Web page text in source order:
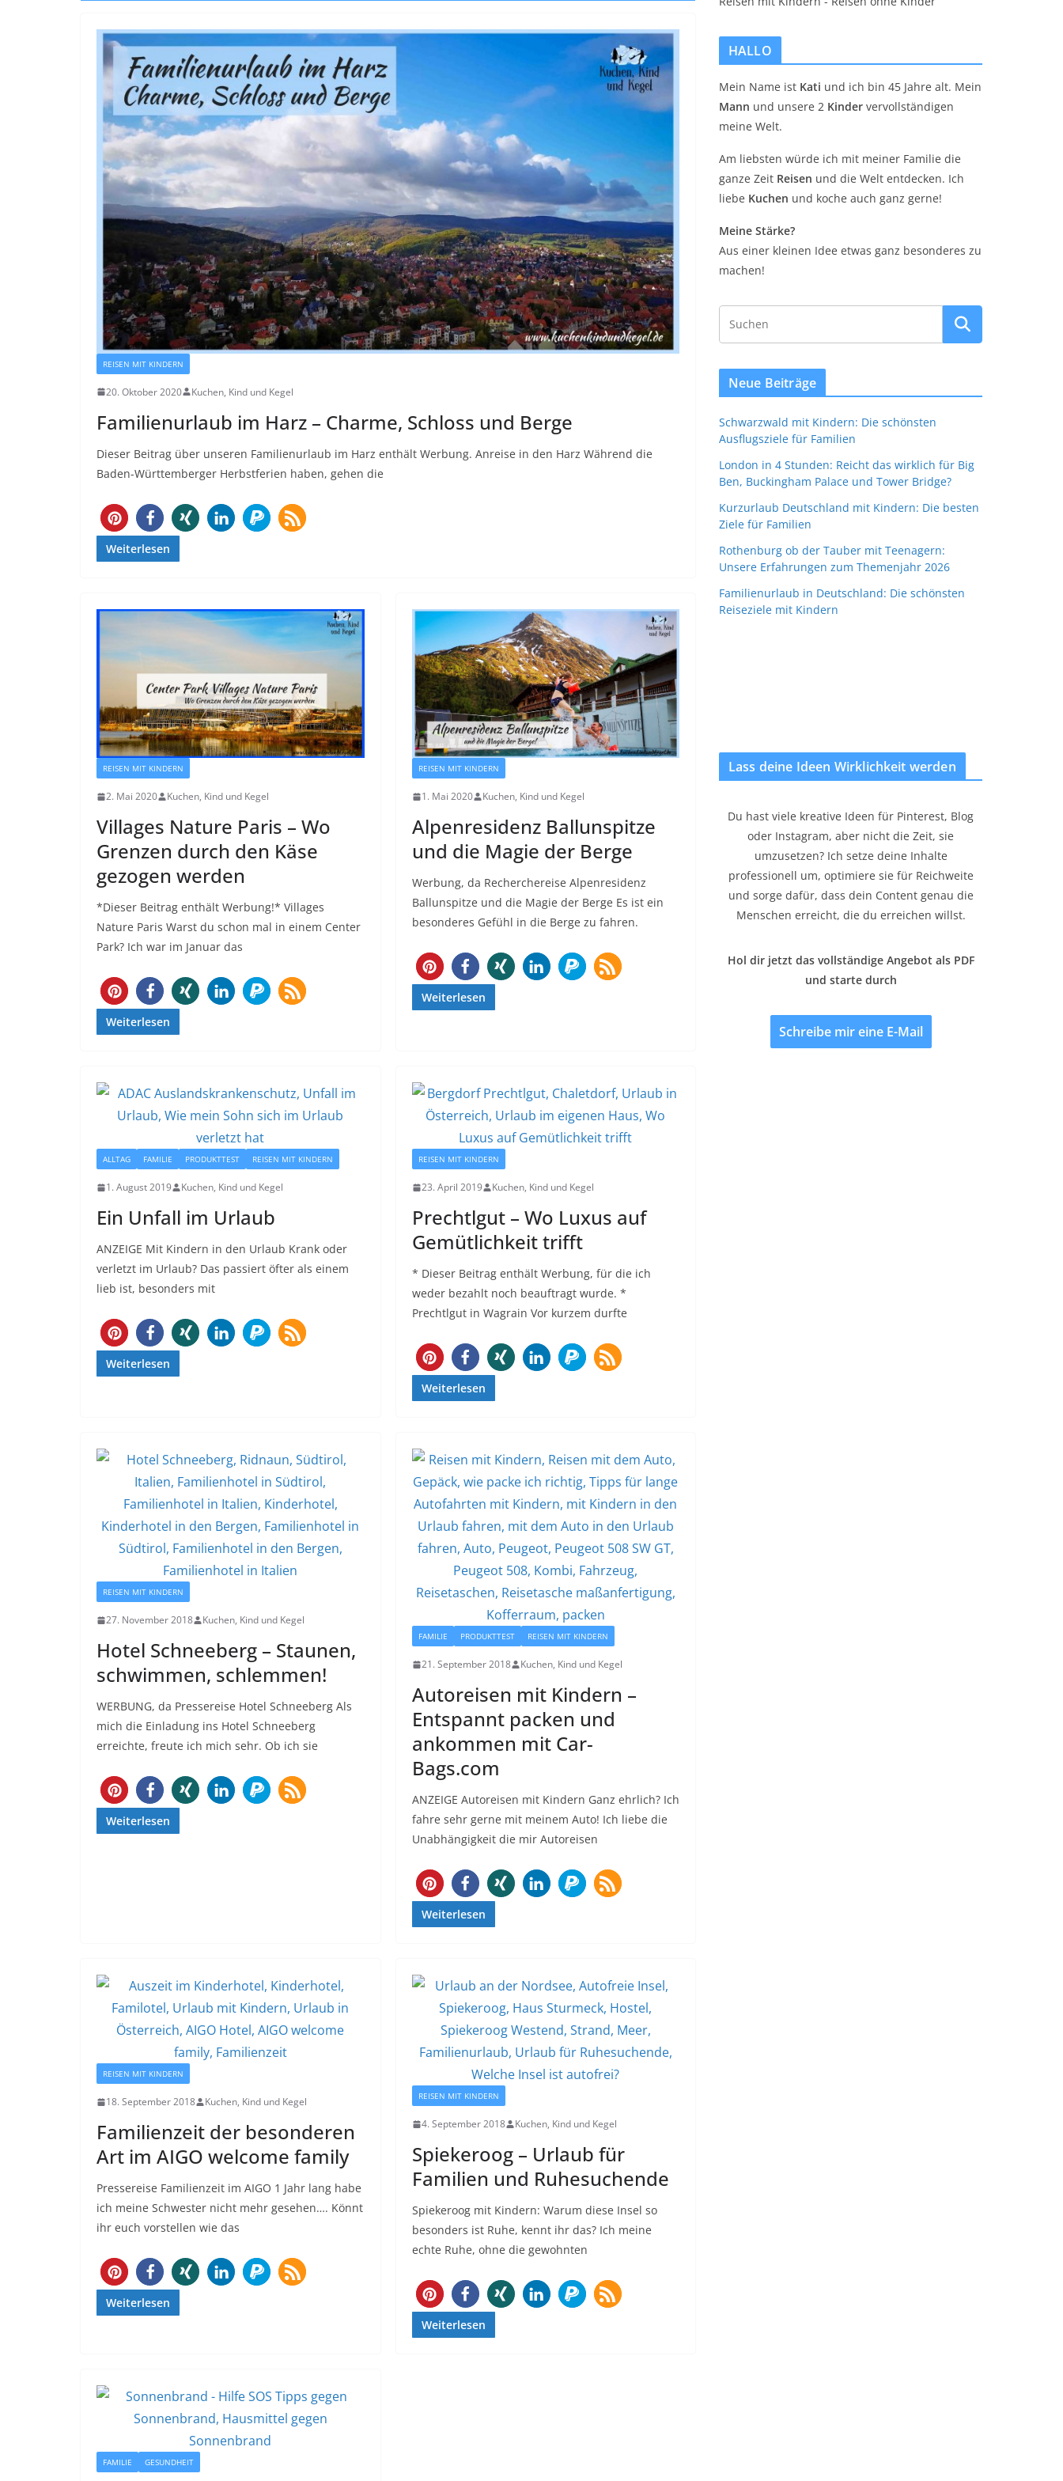
REISEN MIT KINDERN
20. Oktober 2020 Kuchen, Kind und Kegel
Familienurlaub im Harz – Charme, Schloss und Berge
Dieser Beitrag über unseren Familienurlaub im Harz enthält Werbung. Anreise in den Harz Während die
Baden-Württemberger Herbstferien haben, gehen die
1473
Weiterlesen
REISEN MIT KINDERN
2. Mai 2020 Kuchen, Kind und Kegel
Villages Nature Paris – Wo
Grenzen durch den Käse
gezogen werden
*Dieser Beitrag enthält Werbung!* Villages
Nature Paris Warst du schon mal in einem Center
Park? Ich war im Januar das
772
Weiterlesen
REISEN MIT KINDERN
1. Mai 2020 Kuchen, Kind und Kegel
Alpenresidenz Ballunspitze
und die Magie der Berge
Werbung, da Recherchereise Alpenresidenz
Ballunspitze und die Magie der Berge Es ist ein
besonderes Gefühl in die Berge zu fahren.
294
Weiterlesen
ALLTAG FAMILIE PRODUKTTEST REISEN MIT KINDERN
1. August 2019 Kuchen, Kind und Kegel
Ein Unfall im Urlaub
ANZEIGE Mit Kindern in den Urlaub Krank oder
verletzt im Urlaub? Das passiert öfter als einem
lieb ist, besonders mit
6
Weiterlesen
REISEN MIT KINDERN
23. April 2019 Kuchen, Kind und Kegel
Prechtlgut – Wo Luxus auf
Gemütlichkeit trifft
* Dieser Beitrag enthält Werbung, für die ich
weder bezahlt noch beauftragt wurde. *
Prechtlgut in Wagrain Vor kurzem durfte
4
Weiterlesen
REISEN MIT KINDERN
27. November 2018 Kuchen, Kind und Kegel
Hotel Schneeberg – Staunen,
schwimmen, schlemmen!
WERBUNG, da Pressereise Hotel Schneeberg Als
mich die Einladung ins Hotel Schneeberg
erreichte, freute ich mich sehr. Ob ich sie
9
Weiterlesen
FAMILIE PRODUKTTEST REISEN MIT KINDERN
21. September 2018 Kuchen, Kind und Kegel
Autoreisen mit Kindern –
Entspannt packen und
ankommen mit Car-
Bags.com
ANZEIGE Autoreisen mit Kindern Ganz ehrlich? Ich
fahre sehr gerne mit meinem Auto! Ich liebe die
Unabhängigkeit die mir Autoreisen
69
Weiterlesen
REISEN MIT KINDERN
18. September 2018 Kuchen, Kind und Kegel
Familienzeit der besonderen
Art im AIGO welcome family
Pressereise Familienzeit im AIGO 1 Jahr lang habe
ich meine Schwester nicht mehr gesehen…. Könnt
ihr euch vorstellen wie das
209
Weiterlesen
REISEN MIT KINDERN
4. September 2018 Kuchen, Kind und Kegel
Spiekeroog – Urlaub für
Familien und Ruhesuchende
Spiekeroog mit Kindern: Warum diese Insel so
besonders ist Ruhe, kennt ihr das? Ich meine
echte Ruhe, ohne die gewohnten
746
Weiterlesen
FAMILIE GESUNDHEIT
HALLO
Mein Name ist Kati und ich bin 45 Jahre alt. Mein
Mann und unsere 2 Kinder vervollständigen
meine Welt.
Am liebsten würde ich mit meiner Familie die
ganze Zeit Reisen und die Welt entdecken. Ich
liebe Kuchen und koche auch ganz gerne!
Meine Stärke?
Aus einer kleinen Idee etwas ganz besonderes zu
machen!
Neue Beiträge
Schwarzwald mit Kindern: Die schönsten
Ausflugsziele für Familien
London in 4 Stunden: Reicht das wirklich für Big
Ben, Buckingham Palace und Tower Bridge?
Kurzurlaub Deutschland mit Kindern: Die besten
Ziele für Familien
Rothenburg ob der Tauber mit Teenagern:
Unsere Erfahrungen zum Themenjahr 2026
Familienurlaub in Deutschland: Die schönsten
Reiseziele mit Kindern
Lass deine Ideen Wirklichkeit werden
Du hast viele kreative Ideen für Pinterest, Blog
oder Instagram, aber nicht die Zeit, sie
umzusetzen? Ich setze deine Inhalte
professionell um, optimiere sie für Reichweite
und sorge dafür, dass dein Content genau die
Menschen erreicht, die du erreichen willst.
Hol dir jetzt das vollständige Angebot als PDF
und starte durch
Schreibe mir eine E-Mail